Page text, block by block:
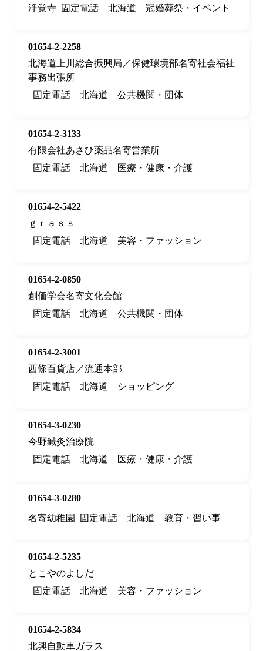
浄覚寺 固定電話 北海道 冠婚葬祭・イベント
01654-2-2258
北海道上川総合振興局／保健環境部名寄社会福祉
事務出張所
固定電話
北海道 公共機関・団体
01654-2-3133
有限会社あさひ薬品名寄営業所
固定電話
北海道 医療・健康・介護
01654-2-5422
ｇｒａｓｓ
固定電話
北海道 美容・ファッション
01654-2-0850
創価学会名寄文化会館
固定電話
北海道 公共機関・団体
01654-2-3001
西條百貨店／流通本部
固定電話
北海道 ショッピング
01654-3-0230
今野鍼灸治療院
固定電話
北海道 医療・健康・介護
01654-3-0280
名寄幼稚園
固定電話 北海道 教育・習い事
01654-2-5235
とこやのよしだ
固定電話
北海道 美容・ファッション
01654-2-5834
北興自動車ガラス